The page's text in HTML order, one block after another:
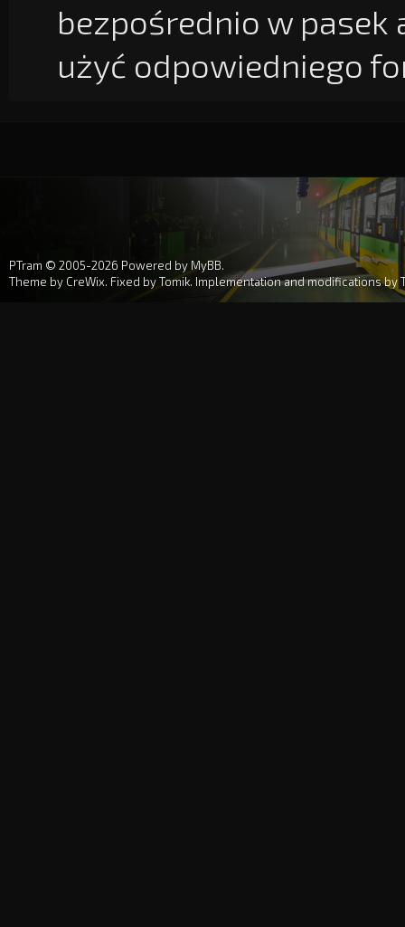
bezpośrednio w
użyć odpowiedniego
PTram © 2005-2026 Powered by MyBB.
Theme by CreWix. Fixed byTomik. Implementation and modifications by